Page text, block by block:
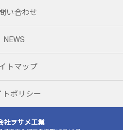
い合わせ
NEWS
トマップ
トポリシー
社ヲサメ工業